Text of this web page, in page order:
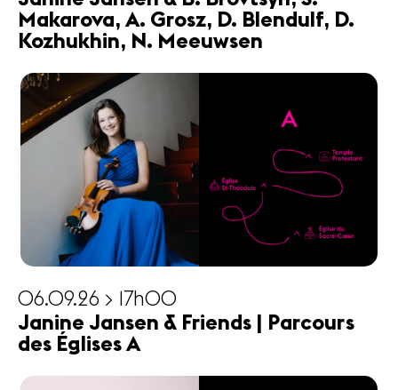
Makarova, A. Grosz, D. Blendulf, D.
Kozhukhin, N. Meeuwsen
06.09.26 > 17h00
Janine Jansen & Friends | Parcours
des Églises A